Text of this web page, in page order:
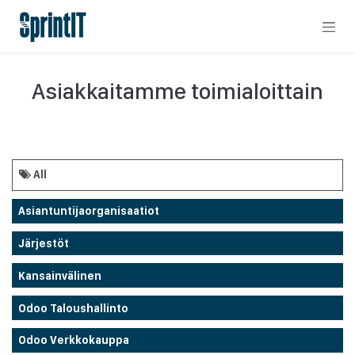
Asiakkaitamme toimialoittain
All
Asiantuntijaorganisaatiot
Järjestöt
Kansainvälinen
Odoo Taloushallinto
Odoo Verkkokauppa